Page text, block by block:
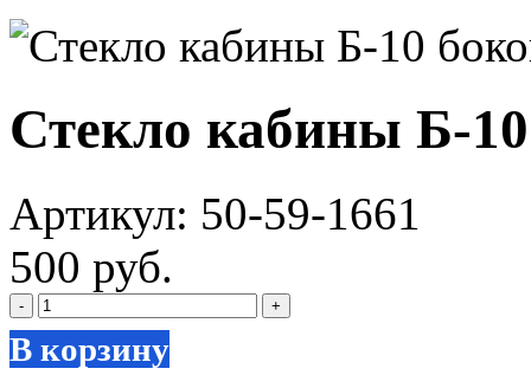
Стекло кабины Б-10
Артикул: 50-59-1661
500 руб.
- +
В корзину